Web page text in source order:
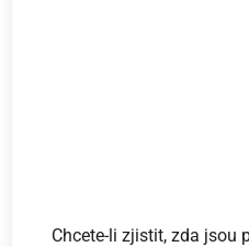
Chcete-li zjistit, zda jsou